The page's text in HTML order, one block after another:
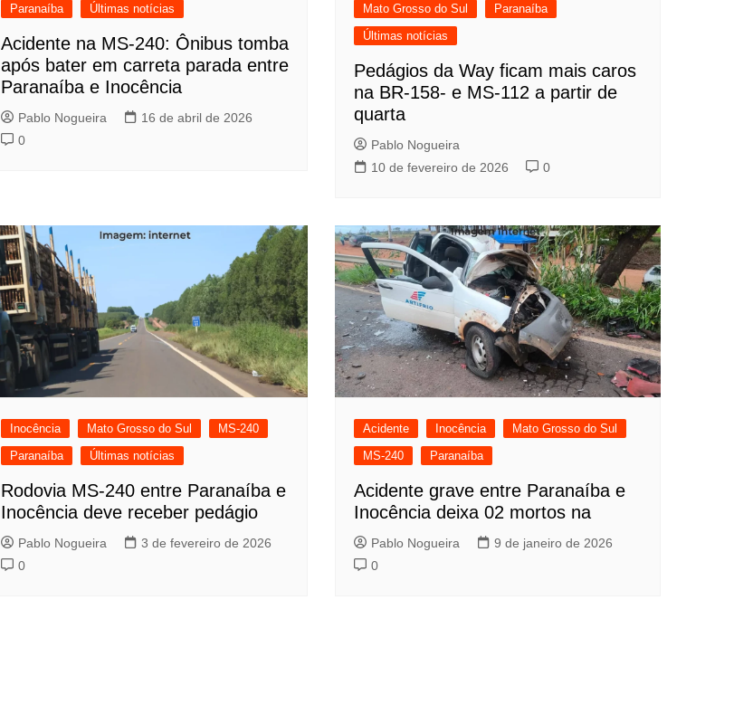
Paranaíba
Últimas notícias
Acidente na MS-240: Ônibus tomba
após bater em carreta parada entre
Paranaíba e Inocência
Pablo Nogueira
16 de abril de 2026
0
Mato Grosso do Sul
Paranaíba
Últimas notícias
Pedágios da Way ficam mais caros
na BR-158- e MS-112 a partir de
quarta
Pablo Nogueira
10 de fevereiro de 2026
0
Inocência Mato Grosso do Sul
MS-240
Paranaíba
Últimas notícias
Rodovia MS-240 entre Paranaíba e
Inocência deve receber pedágio
Pablo Nogueira
3 de fevereiro de 2026
0
Acidente Inocência
Mato Grosso do Sul
MS-240
Paranaíba
Acidente grave entre Paranaíba e
Inocência deixa 02 mortos na
Pablo Nogueira
9 de janeiro de 2026
0